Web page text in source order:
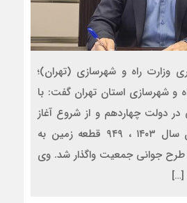
وزارت راه و شهرسازی (تهران)؛
و شهرسازی استان تهران گفت: با
دولت چهاردهم و از شروع آغاز
به کار دولت تا پایان سال ۱۴۰۳ ، ۹۴۹ قطعه زمین به
طرح جوانی جمعیت واگذار شد. وی
[…]